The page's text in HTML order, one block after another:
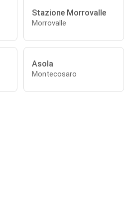
Stazione Morrovalle
Morrovalle
Asola
Montecosaro